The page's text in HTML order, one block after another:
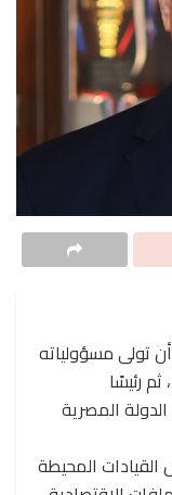
تولى مسؤولياته
رئيسًا
المصرية
المحيطة